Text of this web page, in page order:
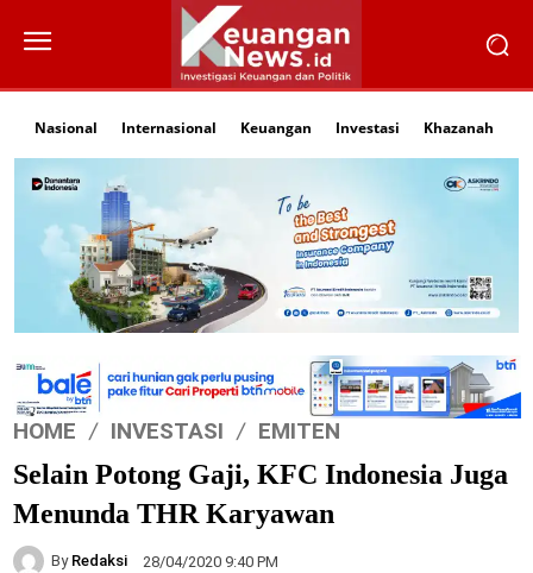
Nasional Internasional Keuangan Investasi Khazanah
HOME INVESTASI EMITEN
Selain Potong Gaji, KFC Indonesia Juga
Menunda THR Karyawan
By Redaksi 28/04/2020 9:40 PM